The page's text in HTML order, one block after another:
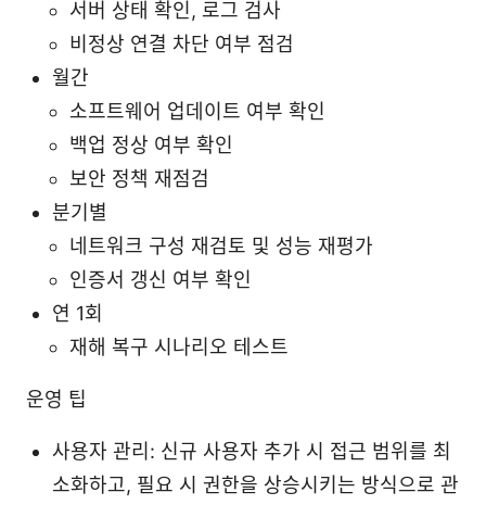
서버 상태 확인, 로그 검사
비정상 연결 차단 여부 점검
월간
소프트웨어 업데이트 여부 확인
백업 정상 여부 확인
보안 정책 재점검
분기별
네트워크 구성 재검토 및 성능 재평가
인증서 갱신 여부 확인
연 1회
재해 복구 시나리오 테스트
운영 팁
사용자 관리: 신규 사용자 추가 시 접근 범위를 최
소화하고, 필요 시 권한을 상승시키는 방식으로 관